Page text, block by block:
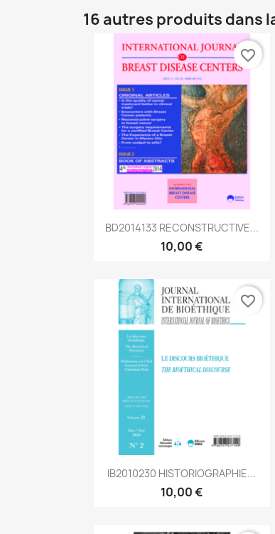
16 autres produits dans
Aperçu rapide
BD2014133 RECONSTRUCTIVE...
10,00 €
favorite_border
Aperçu rapide
IB2010230 HISTORIOGRAPHIE...
10,00 €
favorite_border